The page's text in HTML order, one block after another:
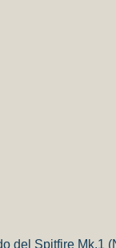
del Spitfire Mk.1